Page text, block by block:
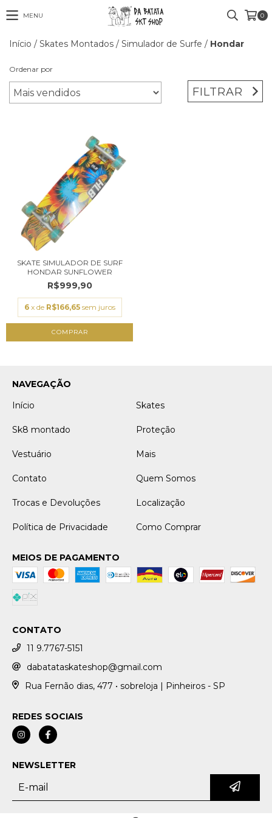
MENU 0
Início / Skates Montados / Simulador de Surfe / Hondar
Ordenar por
FILTRAR
SKATE SIMULADOR DE SURF
HONDAR SUNFLOWER
R$999,90
6 x de R$166,65 sem juros
NAVEGAÇÃO
Início
Skates
Sk8 montado Proteção
Vestuário Mais
Contato Quem Somos
Trocas e Devoluções Localização
Política de Privacidade Como Comprar
MEIOS DE PAGAMENTO
CONTATO
11 9.7767-5151
dabatataskateshop@gmail.com
Rua Fernão dias, 477 • sobreloja | Pinheiros - SP
REDES SOCIAIS
NEWSLETTER